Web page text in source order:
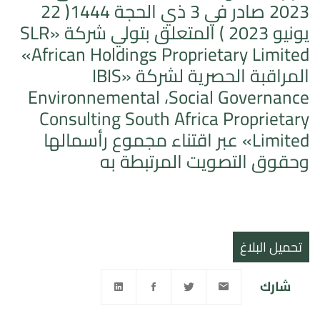
2023 صادر في 3 ذي الحجة 1444( 22
يونيو 2023 ) المتعلق بتولي شركة «SLR
African Holdings Proprietary Limited»
المراقبة الحصرية لشركة «IBIS
Environnemental ،Social Governance
Consulting South Africa Proprietary
Limited» عبر اقتناء مجموع رأسمالها
وحقوق التصويت المرتبطة به
تحميل البلاغ
شارك